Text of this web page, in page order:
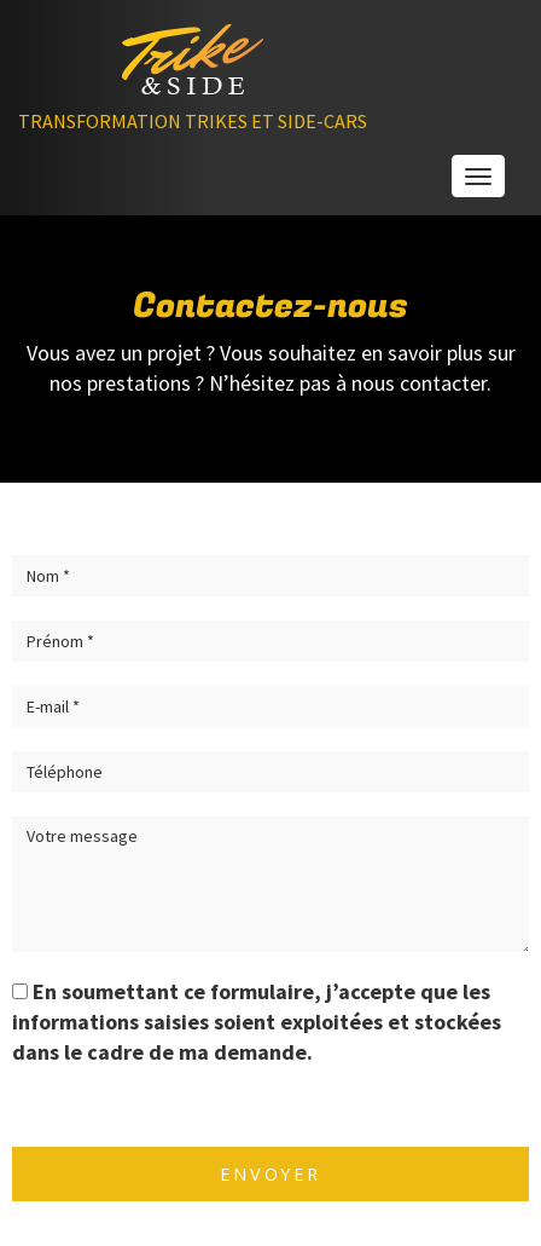
TRANSFORMATION TRIKES ET SIDE-CARS
Contactez-nous
Vous avez un projet ? Vous souhaitez en savoir plus sur
nos prestations ? N’hésitez pas à nous contacter.
En soumettant ce formulaire, j’accepte que les
informations saisies soient exploitées et stockées
dans le cadre de ma demande.